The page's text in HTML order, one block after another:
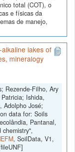
total (COT), o
e físicas da
de manejo,
lakes of
mineralogy
Rezende-Filho, Ary
Ishida,
Adolpho José;
data for: Soils
Pantanal,
chemistry",
, SoilData, V1,